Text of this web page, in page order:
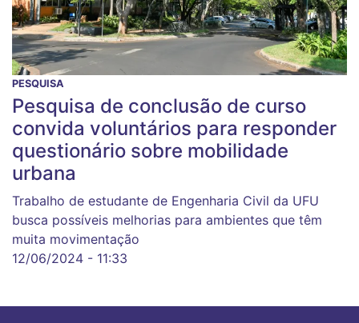
PESQUISA
Pesquisa de conclusão de curso
convida voluntários para responder
questionário sobre mobilidade
urbana
Trabalho de estudante de Engenharia Civil da UFU
busca possíveis melhorias para ambientes que têm
muita movimentação
12/06/2024 - 11:33